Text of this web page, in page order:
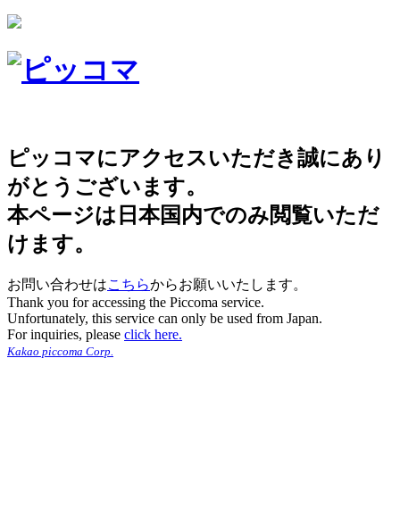
ピッコマにアクセスいただき誠にあり
がとうございます。
本ページは日本国内でのみ閲覧いただ
けます。
お問い合わせはこちらからお願いいたします。
Thank you for accessing the Piccoma service.
Unfortunately, this service can only be used from Japan.
For inquiries, please click here.
Kakao piccoma Corp.